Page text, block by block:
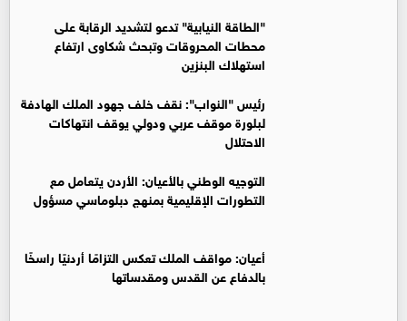
"الطاقة النيابية" تدعو لتشديد الرقابة على
محطات المحروقات وتبحث شكاوى ارتفاع
استهلاك البنزين
رئيس "النواب": نقف خلف جهود الملك الهادفة
لبلورة موقف عربي ودولي يوقف انتهاكات
الاحتلال
التوجيه الوطني بالأعيان: الأردن يتعامل مع
التطورات الإقليمية بمنهج دبلوماسي مسؤول
أعيان: مواقف الملك تعكس التزامًا أردنيًا راسخًا
بالدفاع عن القدس ومقدساتها